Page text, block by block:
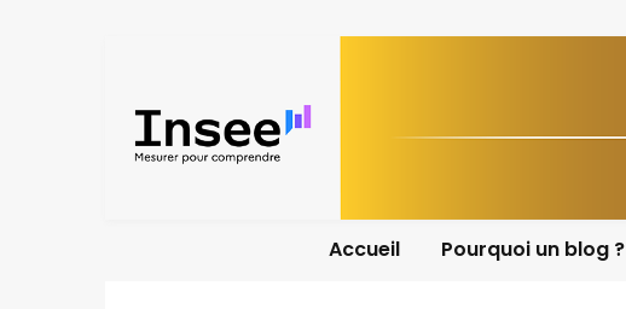
Accueil Pourquoi un blog ?